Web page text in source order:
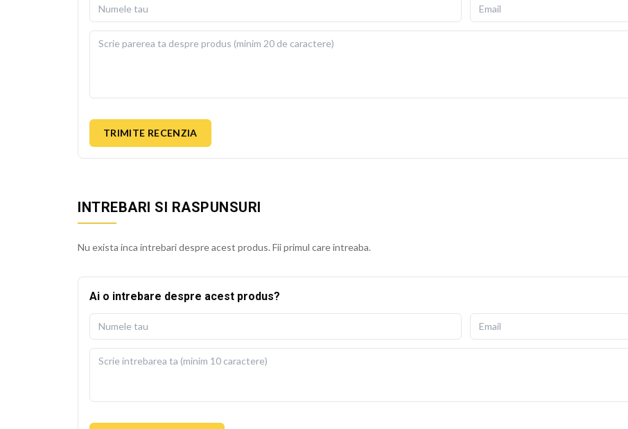
TRIMITE RECENZIA
INTREBARI SI RASPUNSURI
Nu exista inca intrebari despre acest produs. Fii primul care intreaba.
Ai o intrebare despre acest produs?